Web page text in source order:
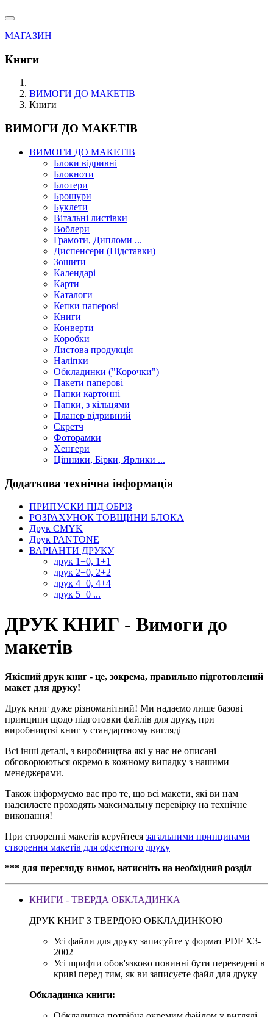
МАГАЗИН
Книги
ВИМОГИ ДО МАКЕТІВ
Книги
ВИМОГИ ДО МАКЕТІВ
ВИМОГИ ДО МАКЕТІВ
Блоки відривні
Блокноти
Блотери
Брошури
Буклети
Вітальні листівки
Воблери
Грамоти, Дипломи ...
Диспенсери (Підставки)
Зошити
Календарі
Карти
Каталоги
Кепки паперові
Книги
Конверти
Коробки
Листова продукція
Наліпки
Обкладинки ("Корочки")
Пакети паперові
Папки картонні
Папки, з кільцями
Планер відривний
Скретч
Фоторамки
Хенгери
Цінники, Бірки, Ярлики ...
Додаткова технічна інформація
ПРИПУСКИ ПІД ОБРІЗ
РОЗРАХУНОК ТОВЩИНИ БЛОКА
Друк CMYK
Друк PANTONE
ВАРІАНТИ ДРУКУ
друк 1+0, 1+1
друк 2+0, 2+2
друк 4+0, 4+4
друк 5+0 ...
ДРУК КНИГ - Вимоги до
макетів
Якісний друк книг - це, зокрема, правильно підготовлений
макет для друку!
Друк книг дуже різноманітний! Ми надаємо лише базові
принципи щодо підготовки файлів для друку, при
виробництві книг у стандартному вигляді
Всі інші деталі, з виробництва які у нас не описані
обговорюються окремо в кожному випадку з нашими
менеджерами.
Також інформуємо вас про те, що всі макети, які ви нам
надсилаєте проходять максимальну перевірку на технічне
виконання!
При створенні макетів керуйтеся загальними принципами
створення макетів для офсетного друку
*** для перегляду вимог, натисніть на необхідний розділ
КНИГИ - ТВЕРДА ОБКЛАДИНКА
ДРУК КНИГ З ТВЕРДОЮ ОБКЛАДИНКОЮ
Усі файли для друку записуйте у формат PDF X3-
2002
Усі шрифти обов'язково повинні бути переведені в
криві перед тим, як ви записуєте файл для друку
Обкладинка книги: